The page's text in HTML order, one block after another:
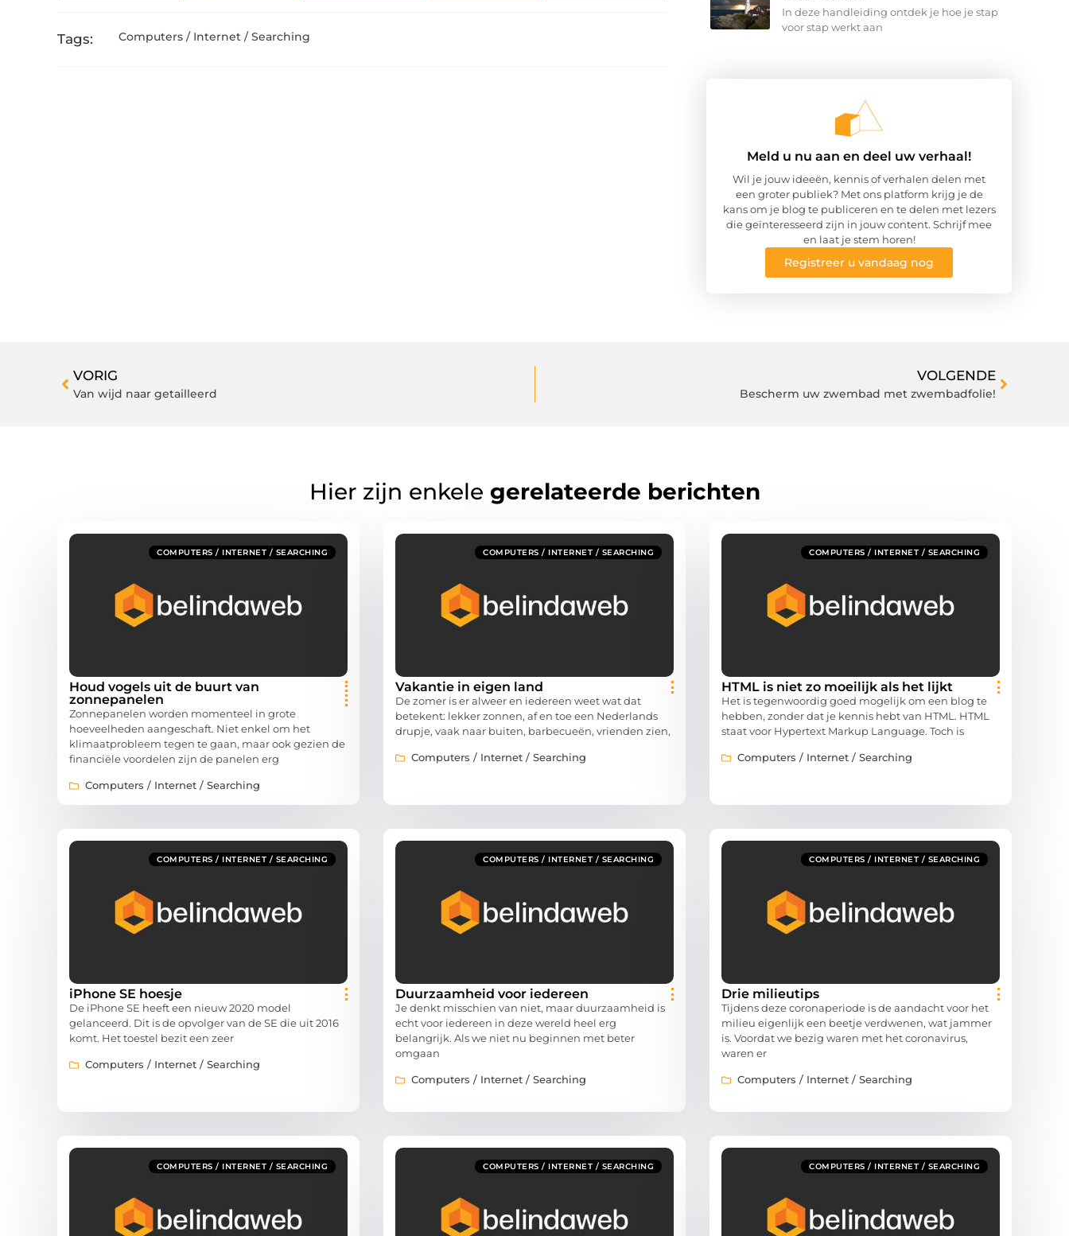
Tags: Computers / Internet / Searching
In deze handleiding ontdek je hoe je stap
voor stap werkt aan
Meld u nu aan en deel uw verhaal!
Wil je jouw ideeën, kennis of verhalen delen met
een groter publiek? Met ons platform krijg je de
kans om je blog te publiceren en te delen met lezers
die geïnteresseerd zijn in jouw content. Schrijf mee
en laat je stem horen!
Registreer u vandaag nog
VORIG
Van wijd naar getailleerd
VOLGENDE
Bescherm uw zwembad met zwembadfolie!
Hier zijn enkele gerelateerde berichten
COMPUTERS / INTERNET / SEARCHING
Houd vogels uit de buurt van
zonnepanelen
Zonnepanelen worden momenteel in grote
hoeveelheden aangeschaft. Niet enkel om het
klimaatprobleem tegen te gaan, maar ook gezien de
financiële voordelen zijn de panelen erg
Computers / Internet / Searching
COMPUTERS / INTERNET / SEARCHING
Vakantie in eigen land
De zomer is er alweer en iedereen weet wat dat
betekent: lekker zonnen, af en toe een Nederlands
drupje, vaak naar buiten, barbecueën, vrienden zien,
Computers / Internet / Searching
COMPUTERS / INTERNET / SEARCHING
HTML is niet zo moeilijk als het lijkt
Het is tegenwoordig goed mogelijk om een blog te
hebben, zonder dat je kennis hebt van HTML. HTML
staat voor Hypertext Markup Language. Toch is
Computers / Internet / Searching
COMPUTERS / INTERNET / SEARCHING
iPhone SE hoesje
De iPhone SE heeft een nieuw 2020 model
gelanceerd. Dit is de opvolger van de SE die uit 2016
komt. Het toestel bezit een zeer
Computers / Internet / Searching
COMPUTERS / INTERNET / SEARCHING
Duurzaamheid voor iedereen
Je denkt misschien van niet, maar duurzaamheid is
echt voor iedereen in deze wereld heel erg
belangrijk. Als we niet nu beginnen met beter
omgaan
Computers / Internet / Searching
COMPUTERS / INTERNET / SEARCHING
Drie milieutips
Tijdens deze coronaperiode is de aandacht voor het
milieu eigenlijk een beetje verdwenen, wat jammer
is. Voordat we bezig waren met het coronavirus,
waren er
Computers / Internet / Searching
COMPUTERS / INTERNET / SEARCHING COMPUTERS / INTERNET / SEARCHING COMPUTERS / INTERNET / SEARCHING